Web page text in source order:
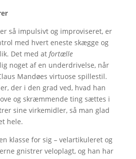
så impulsivt og improviseret, er
med hvert eneste skægge og
Det med at fortælle
noget af en underdrivelse, når
Mandøes virtuose spillestil.
der i den grad ved, hvad han
og skræmmende ting sættes i
sine virkemidler, så man glad
hele.
klasse for sig – velartikuleret og
gnistrer veloplagt, og han har